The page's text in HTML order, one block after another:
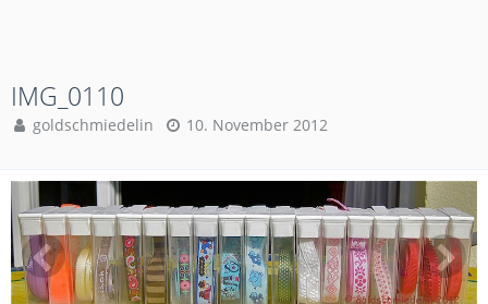
IMG_0110
goldschmiedelin 10. November 2012